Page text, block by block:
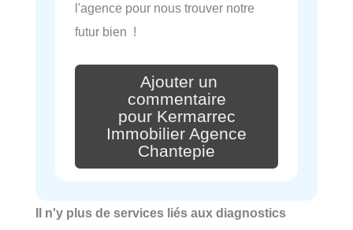
l'agence pour nous trouver notre
futur bien !
Ajouter un
commentaire
pour Kermarrec
Immobilier Agence
Chantepie
Il n'y plus de services liés aux diagnostics